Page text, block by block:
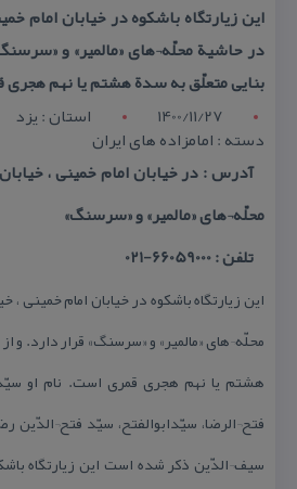
این زیارتگاه باشكوه در خیابان امام
در حاشیة محلّه¬های «مالمیر» و
بنایی متعلّق به سدة هشتم یا نهم
1400/11/27
استان : يزد
دسته : امامزاده های ایران
آدرس : در خیابان امام خمینی ،
محلّه¬های «مالمیر» و «سرسنگ»
تلفن : 66059000-021
این زیارتگاه باشكوه در خیابان امام خمینی ،
محلّه¬های «مالمیر» و «سرسنگ» قرار دارد. و
هشتم یا نهم هجری قمری است. نام او
فتح¬الرضا، سیّدابوالفتح، سیّد فتح¬الدّین
سیف¬الدّین ذكر شده است این زیارتگاه